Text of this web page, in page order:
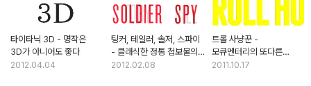
타이타닉 3D - 명작은
3D가 아니어도 좋다
2012.04.04
팅커, 테일러, 솔저, 스파이
- 클래식한 정통 첩보물의
귀환
2012.02.08
트롤 사냥꾼 -
모큐멘터리의 또다른
가능성
2011.10.17